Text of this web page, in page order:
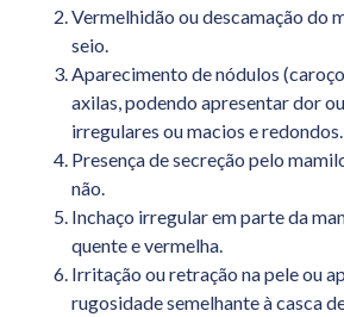
Vermelhidão ou descamação do
seio.
Aparecimento de nódulos
axilas, podendo apresentar dor
irregulares ou macios e redondos.
Presença de secreção pelo
não.
Inchaço irregular em parte da
quente e vermelha.
Irritação ou retração na pele ou
rugosidade semelhante à casca